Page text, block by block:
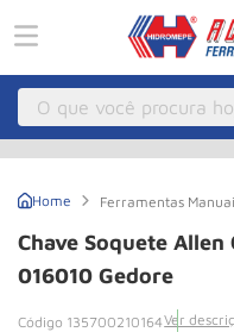
O que você procura
Ferramentas
Chave Soquete
016010 Gedore
135700210164Ver
º Macaco Hidraulico